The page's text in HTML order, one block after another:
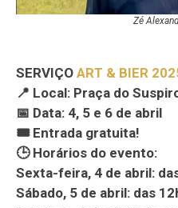
Zé
SERVIÇO ART & BIER
📍 Local: Praça do
📅 Data: 4, 5 e 6 de abril
🎟 Entrada gratuita!
🕒 Horários do evento:
Sexta-feira, 4 de abril:
Sábado, 5 de abril: das